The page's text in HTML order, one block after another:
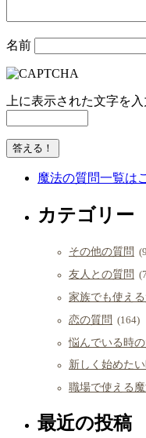
名前
上に表示された文字を
魔法の質問一覧は
カテゴリー
その他の質問
友人との質問
家族でも使え
恋の質問 (164)
悩んでいる時
新しく始めた
職場で使える
最近の投稿